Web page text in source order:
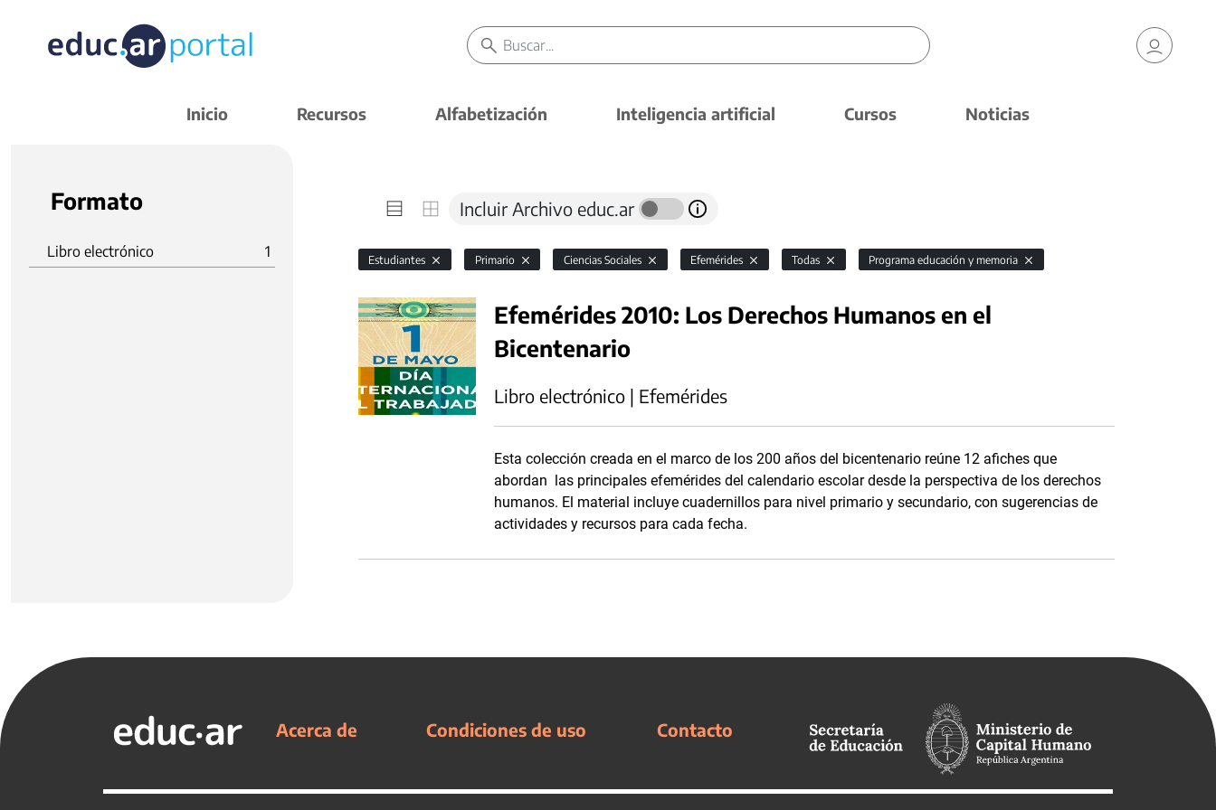
Inicio Recursos Alfabetización Inteligencia artificial Cursos Noticias
Formato
Libro electrónico 1
Incluir Archivo educ.ar
Estudiantes Primario Ciencias Sociales Efemérides Todas Programa educación y memoria
Efemérides 2010: Los Derechos Humanos en el
Bicentenario
Libro electrónico | Efemérides
Esta colección creada en el marco de los 200 años del bicentenario reúne 12 afiches que
abordan las principales efemérides del calendario escolar desde la perspectiva de los derechos
humanos. El material incluye cuadernillos para nivel primario y secundario, con sugerencias de
actividades y recursos para cada fecha.
Acerca de Condiciones de uso Contacto